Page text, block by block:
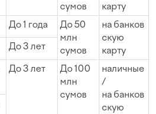
сумов
карту
До 1 года
До 50
млн
сумов
на банков
скую
карту
До 3 лет
До 3 лет
До 100
млн
сумов
наличные
/
на банков
скую